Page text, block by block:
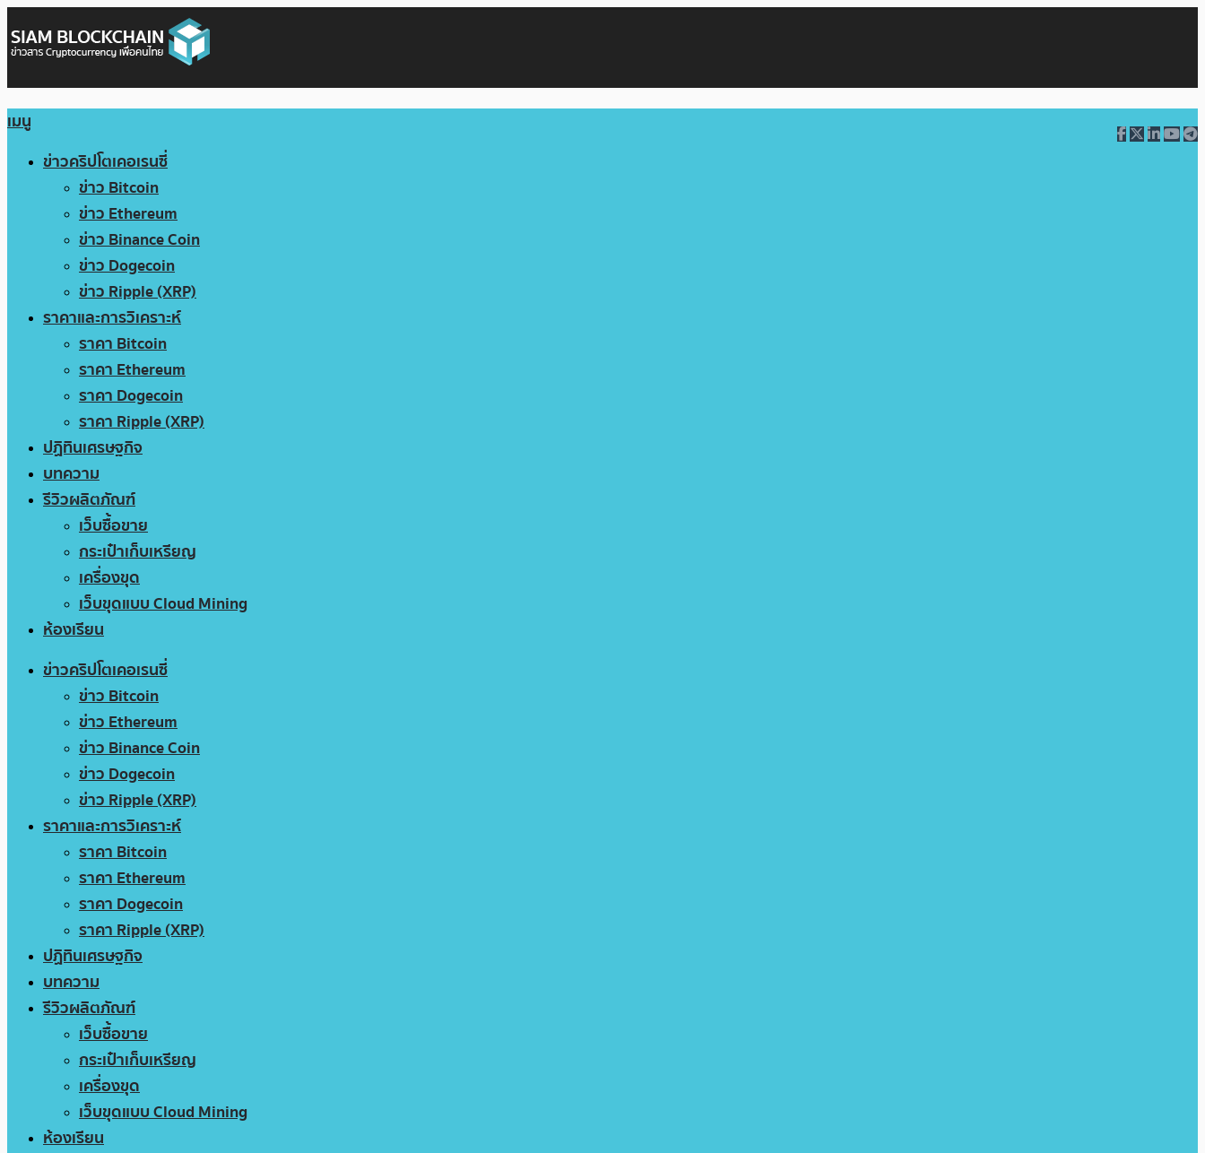
เมนู
ข่าวคริปโตเคอเรนซี่
ข่าว Bitcoin
ข่าว Ethereum
ข่าว Binance Coin
ข่าว Dogecoin
ข่าว Ripple (XRP)
ราคาและการวิเคราะห์
ราคา Bitcoin
ราคา Ethereum
ราคา Dogecoin
ราคา Ripple (XRP)
ปฏิทินเศรษฐกิจ
บทความ
รีวิวผลิตภัณฑ์
เว็บซื้อขาย
กระเป๋าเก็บเหรียญ
เครื่องขุด
เว็บขุดแบบ Cloud Mining
ห้องเรียน
ข่าวคริปโตเคอเรนซี่
ข่าว Bitcoin
ข่าว Ethereum
ข่าว Binance Coin
ข่าว Dogecoin
ข่าว Ripple (XRP)
ราคาและการวิเคราะห์
ราคา Bitcoin
ราคา Ethereum
ราคา Dogecoin
ราคา Ripple (XRP)
ปฏิทินเศรษฐกิจ
บทความ
รีวิวผลิตภัณฑ์
เว็บซื้อขาย
กระเป๋าเก็บเหรียญ
เครื่องขุด
เว็บขุดแบบ Cloud Mining
ห้องเรียน